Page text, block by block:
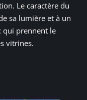
Le caractère du
sa lumière et à un
qui prennent le
vitrines.